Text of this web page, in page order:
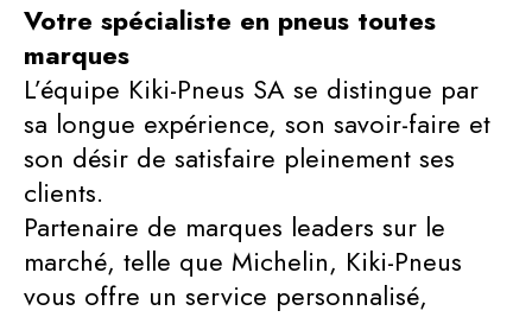
Votre spécialiste en pneus toutes
marques
L’équipe Kiki-Pneus SA se distingue par
sa longue expérience, son savoir-faire et
son désir de satisfaire pleinement ses
clients.
Partenaire de marques leaders sur le
marché, telle que Michelin, Kiki-Pneus
vous offre un service personnalisé,